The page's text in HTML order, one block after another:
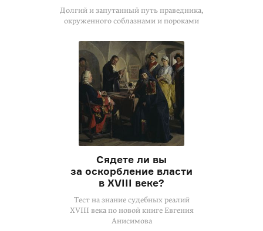
Долгий и запутанный путь праведника,
окруженного соблазнами и пороками
Сядете ли вы
за оскорбление власти
в XVIII веке?
Тест на знание судебных реалий
XVIII века по новой книге Евгения
Анисимова